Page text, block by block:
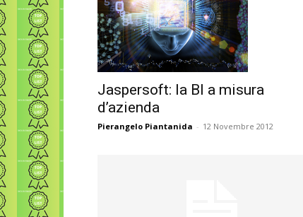
Jaspersoft: la BI a misura
d’azienda
Pierangelo Piantanida - 12 Novembre 2012